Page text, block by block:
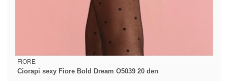
FIORE
Ciorapi sexy Fiore Bold Dream O5039 20 den